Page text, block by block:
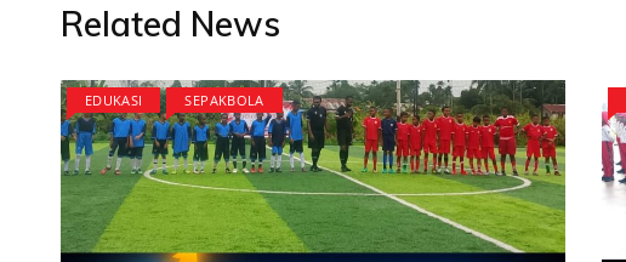
Related News
EDUKASI SEPAKBOLA